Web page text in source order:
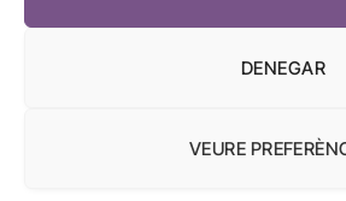
DENEGAR
VEURE